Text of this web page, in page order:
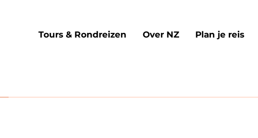
Tours & Rondreizen Over NZ Plan je reis